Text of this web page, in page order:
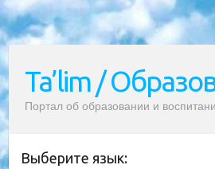
Ta’lim /
Портал об образовании и
Выберите язык: